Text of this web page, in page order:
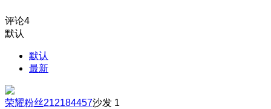
评论4
默认
默认
最新
荣耀粉丝212184457沙发 1